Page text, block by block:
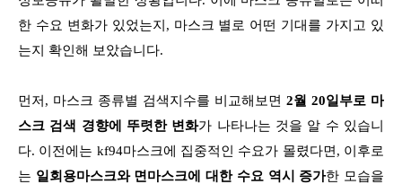
한 수요 변화가 있었는지, 마스크 별로 어떤 기대를 가지고 있
는지 확인해 보았습니다.
먼저, 마스크 종류별 검색지수를 비교해보면 2월 20일부로 마
스크 검색 경향에 뚜렷한 변화가 나타나는 것을 알 수 있습니
다. 이전에는 kf94마스크에 집중적인 수요가 몰렸다면, 이후로
는 일회용마스크와 면마스크에 대한 수요 역시 증가한 모습을